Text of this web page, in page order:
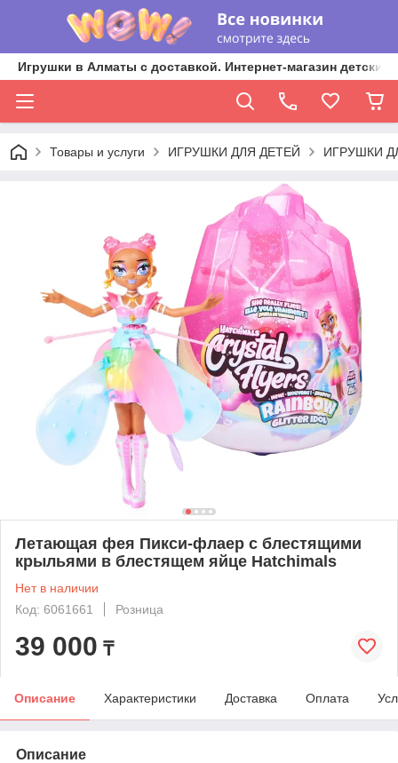
Игрушки в Алматы с доставкой. Интернет-магазин
Товары и услуги ИГРУШКИ ДЛЯ ДЕТЕЙ ИГРУШКИ
Летающая фея Пикси-флаер с блестящими
крыльями в блестящем яйце Hatchimals
Нет в наличии
Код: 6061661
Розница
39 000 ₸
Описание Характеристики Доставка Оплата
Описание